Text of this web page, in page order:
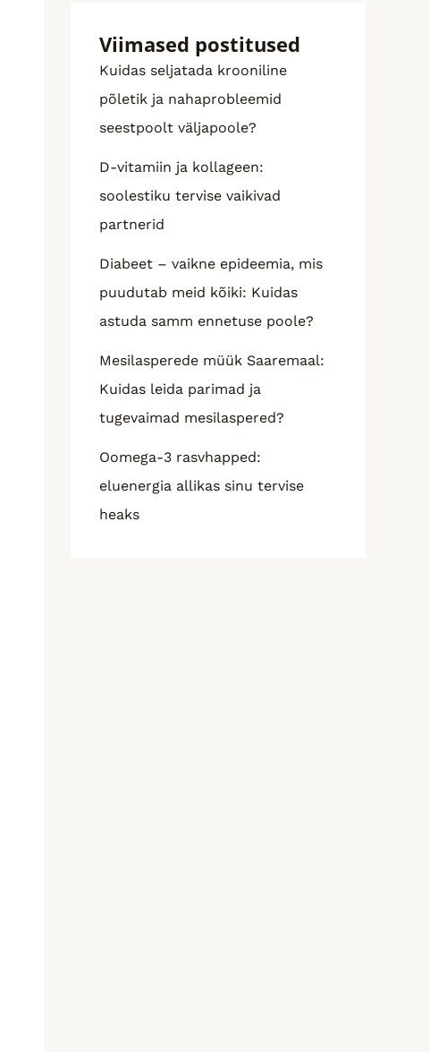
Viimased postitused
Kuidas seljatada krooniline
põletik ja nahaprobleemid
seestpoolt väljapoole?
D-vitamiin ja kollageen:
soolestiku tervise vaikivad
partnerid
Diabeet – vaikne epideemia, mis
puudutab meid kõiki: Kuidas
astuda samm ennetuse poole?
Mesilasperede müük Saaremaal:
Kuidas leida parimad ja
tugevaimad mesilaspered?
Oomega-3 rasvhapped:
eluenergia allikas sinu tervise
heaks